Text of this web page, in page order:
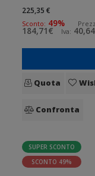
Armor a bobina. 10
Inchiostro a nastro
25 mm. Tipo: Inch
225,35 €
Sconto: 49%
184,71€ Iva:
Quota
Confronta
SUPER SCONTO
SCONTO 49%